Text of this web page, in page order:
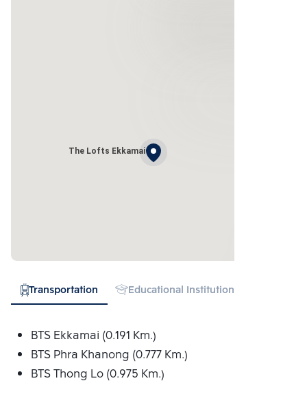
The Lofts Ekkamai
Transportation Educational Institution
BTS Ekkamai (0.191 Km.)
BTS Phra Khanong (0.777 Km.)
BTS Thong Lo (0.975 Km.)